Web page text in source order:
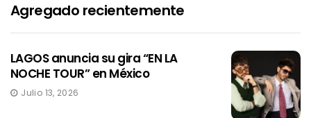
Agregado recientemente
LAGOS anuncia su gira “EN LA
NOCHE TOUR” en México
Julio 13, 2026